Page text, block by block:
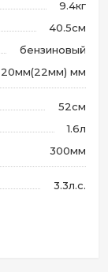
9.4кг
40.5см
бензиновый
20мм(22мм) мм
52см
1.6л
300мм
3.3л.с.